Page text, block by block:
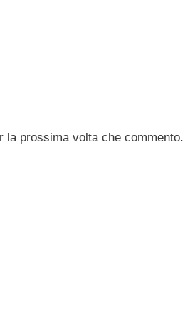
la prossima volta che commento.